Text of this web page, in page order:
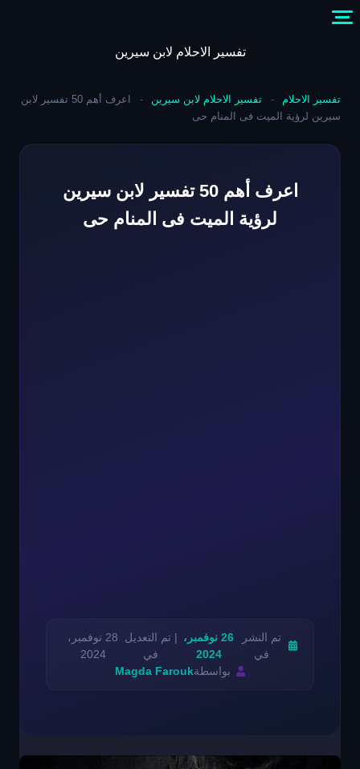
content
تفسير الاحلام لابن سيرين
تفسير الاحلام - تفسير الاحلام لابن سيرين -
اعرف أهم 50 تفسير لابن
سيرين لرؤية الميت فى المنام حى
اعرف أهم 50 تفسير لابن سيرين
لرؤية الميت فى المنام حى
تم النشر
في
26 نوفمبر،
2024
| تم التعديل
في
28 نوفمبر،
2024
بواسطةMagda Farouk